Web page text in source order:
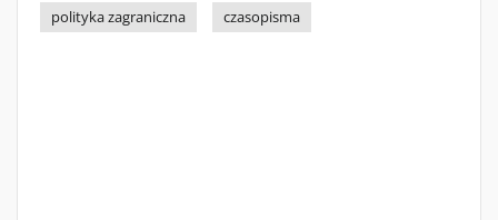
polityka zagraniczna
czasopisma